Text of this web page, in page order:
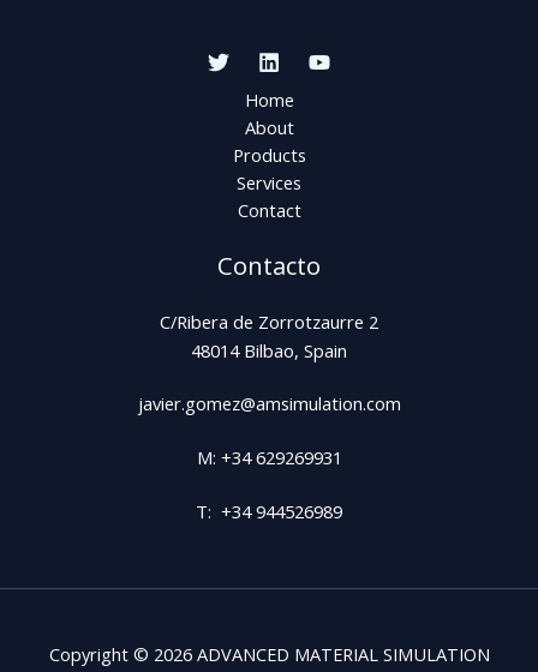
Home
About
Products
Services
Contact
Contacto
C/Ribera de Zorrotzaurre 2
48014 Bilbao, Spain
javier.gomez@amsimulation.com
M: +34 629269931
T: +34 944526989
Copyright © 2026 ADVANCED MATERIAL SIMULATION